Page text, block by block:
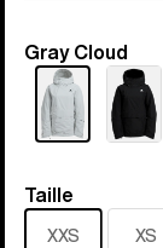
Couleur
Gray Cloud
Taille
Taille
XXS XS